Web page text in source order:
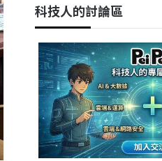
科技人的討論區